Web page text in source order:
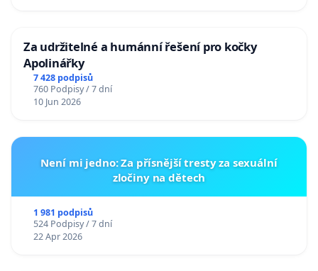
Za udržitelné a humánní řešení pro kočky
Apolinářky
7 428 podpisů
760 Podpisy / 7 dní
10 Jun 2026
Není mi jedno: Za přísnější tresty za sexuální
zločiny na dětech
1 981 podpisů
524 Podpisy / 7 dní
22 Apr 2026